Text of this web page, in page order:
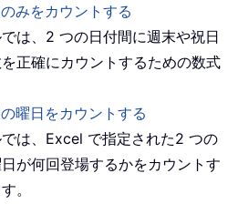
みをカウントする
は、2 つの日付間に週末や祝日
正確にカウントするための数式
曜日をカウントする
は、Excel で指定された2 つの
が何回登場するかをカウントす
。